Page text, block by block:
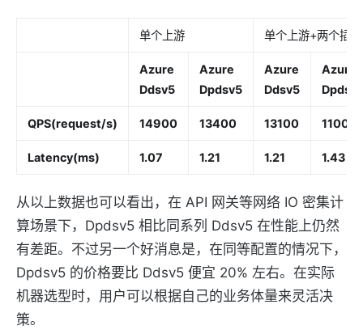
单个上游 单个上游+两个插件
Azure
Ddsv5
Azure
Dpdsv5
Azure
Ddsv5
Azure
QPS(request/s) 14900 13400 13100 11000
Latency(ms) 1.07 1.21 1.21 1.43
从以上数据也可以看出，在 API 网关等网络 IO 密集计
算场景下，Dpdsv5 相比同系列 Ddsv5 在性能上仍然
有差距。不过另一个好消息是，在同等配置的情况下，
Dpdsv5 的价格要比 Ddsv5 便宜 20% 左右。在实际
机器选型时，用户可以根据自己的业务体量来灵活决
策。